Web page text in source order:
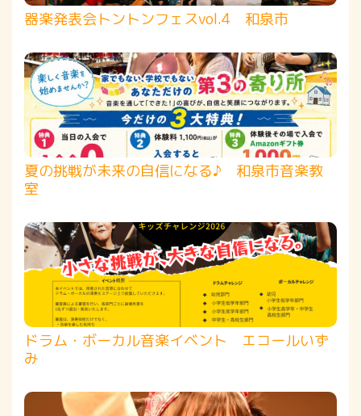
器楽発表会トントンフェスvol.4 和泉市
夏の挑戦が未来の自信になる♪ 和泉市音楽教
室
ドラム・ボーカル音楽イベント エコールいず
み